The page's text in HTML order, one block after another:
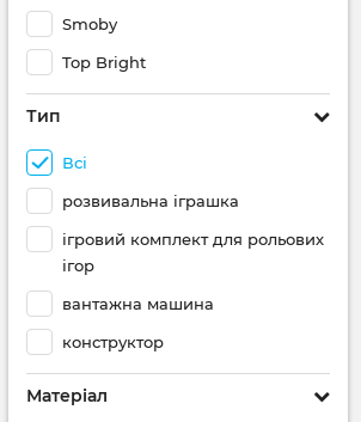
Smoby
Top Bright
Тип
Всі
розвивальна іграшка
ігровий комплект для рольових
ігор
вантажна машина
конструктор
Матеріал